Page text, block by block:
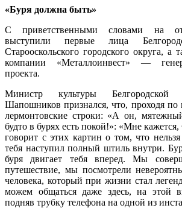
«Буря должна быть»
С приветственными словами на
выступили первые лица
Старооскольского городского округа, а
компании «Металлоинвест» —
проекта.
Министр культуры Белгородской
Шапошников признался, что, проходя по
лермонтовские строки: «А он,
будто в бурях есть покой!»: «Мне
говорит с этих картин о том, что
тебя наступил полный штиль внутри.
буря двигает тебя вперед. Мы
путешествие, мы посмотрели
человека, который при жизни стал
можем общаться даже здесь, на этой
подняв трубку телефона на одной из